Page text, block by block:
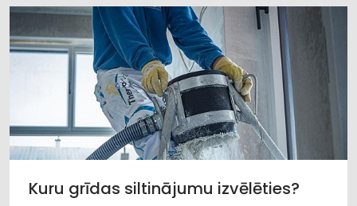
Kuru grīdas siltinājumu izvēlēties?